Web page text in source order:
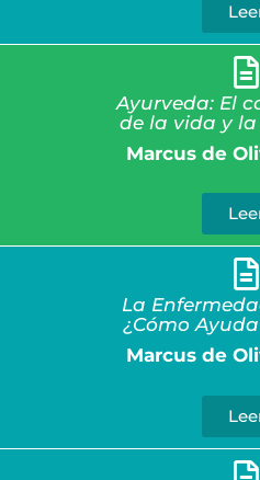
Ayurveda: El
de la vida y
Marcus de
La
¿Cómo
Marcus de